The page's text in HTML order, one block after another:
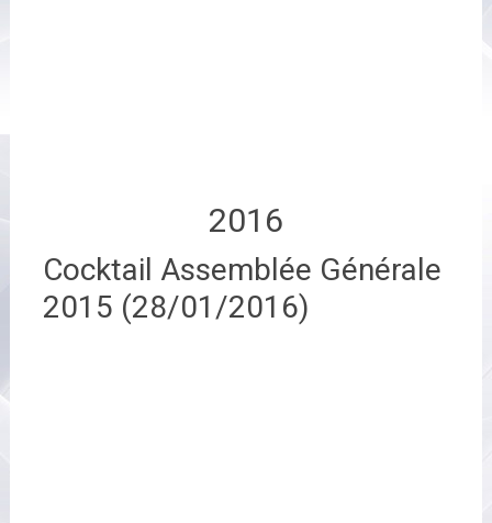
2016
Cocktail Assemblée Générale
2015 (28/01/2016)